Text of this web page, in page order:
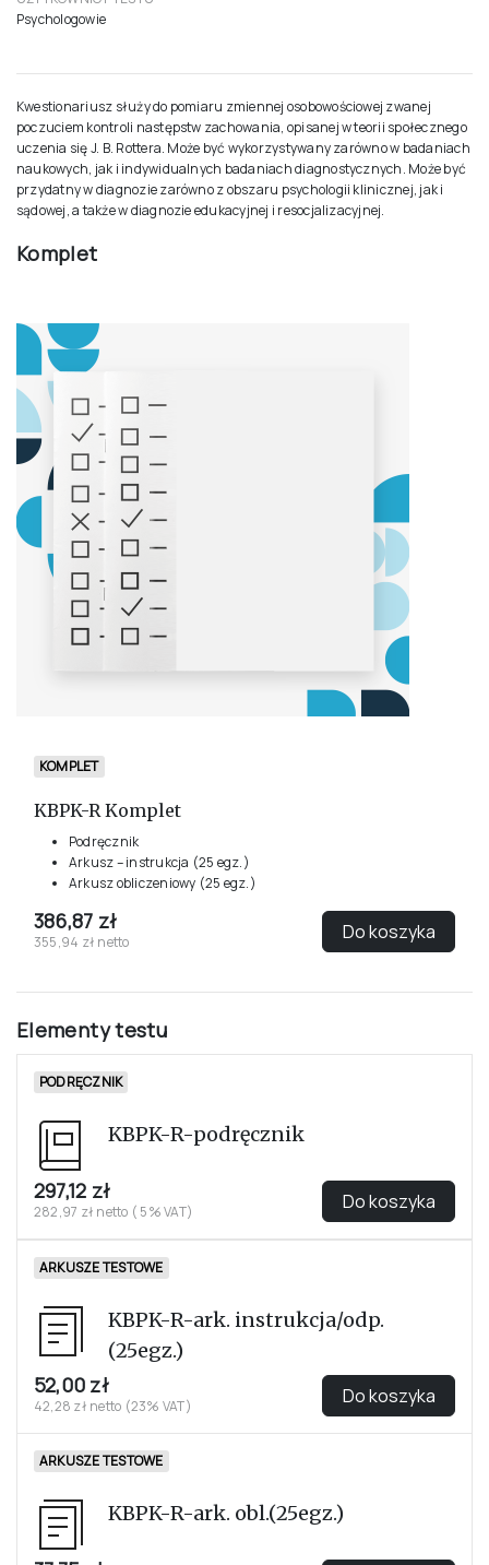
AUTORZY
Młodzież w wieku 13–18 lat
PROCEDURA
Badanie indywidualne lub grupowe, bez ograniczenia czasu: przeciętnie
15 minut
Psychologowie
Kwestionariusz służy do pomiaru zmiennej osobowościowej zwanej
poczuciem kontroli następstw zachowania, opisanej w teorii społecznego
uczenia się J. B. Rottera. Może być wykorzystywany zarówno w badaniach
naukowych, jak i indywidualnych badaniach diagnostycznych. Może być
przydatny w diagnozie zarówno z obszaru psychologii klinicznej, jak i
sądowej, a także w diagnozie edukacyjnej i resocjalizacyjnej.
Komplet
KBPK-R Komplet
Podręcznik
Arkusz obliczeniowy (25 egz.)
386,87 zł
355,94 zł netto
Elementy testu
PODRĘCZNIK
297,12 zł
282,97 zł netto ( 5% VAT) Do koszyka
ARKUSZE TESTOWE
KBPK-R-ark. instrukcja/odp.